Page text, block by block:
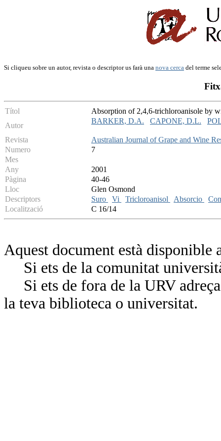
Si cliqueu sobre un autor, revista o descriptor us farà una nova cerca del terme
Títol
Absorption of 2,4,6-trichloroanisole by
Autor
BARKER, D.A. CAPONE, D.L.
Revista
Australian Journal of Grape and Wine
Numero
7
Mes
Any
2001
Pàgina
40-46
Lloc
Glen Osmond
Descriptors
Suro Vi Tricloroanisol Absorcio
Localització
C 16/14
Aquest document està
Si ets de la comunitat
Si ets de fora de la URV
la teva biblioteca o universitat.